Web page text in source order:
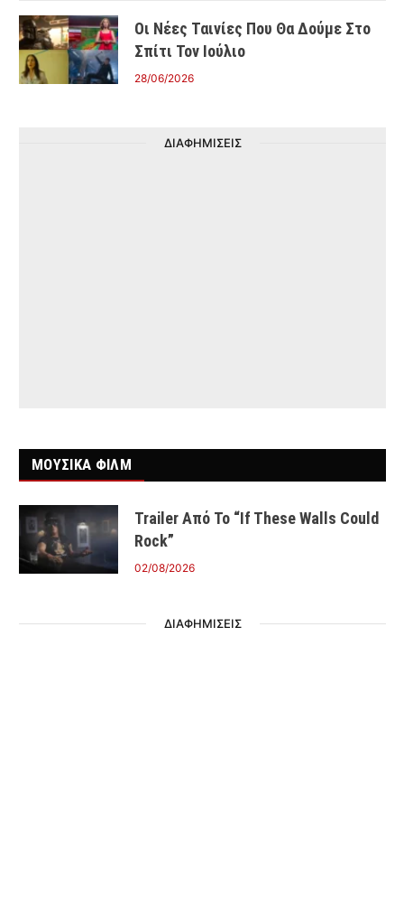
Οι Νέες Ταινίες Που Θα Δούμε Στο
Σπίτι Τον Ιούλιο
28/06/2026
ΔΙΑΦΗΜΙΣΕΙΣ
ΜΟΥΣΙΚΑ ΦΙΛΜ
Trailer Από Το “If These Walls Could
Rock”
02/08/2026
ΔΙΑΦΗΜΙΣΕΙΣ